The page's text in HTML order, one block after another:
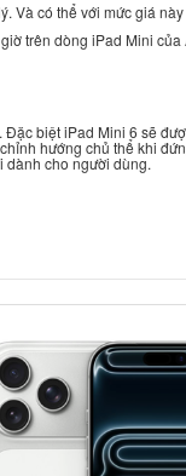
Và có thể với mức giá
trên dòng iPad Mini của
biệt iPad Mini 6 sẽ
hướng chủ thể khi
cho người dùng.